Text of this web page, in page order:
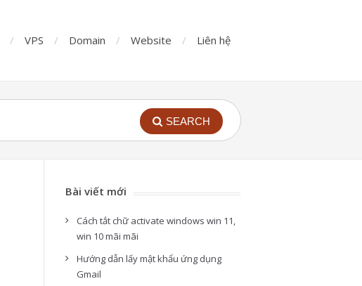
VPS Domain Website Liên hệ
SEARCH
Bài viết mới
Cách tắt chữ activate windows win 11,
win 10 mãi mãi
Hướng dẫn lấy mật khẩu ứng dụng
Gmail